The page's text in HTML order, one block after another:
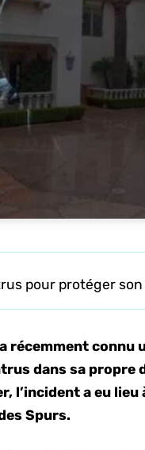
pour protéger
récemment
dans sa propre
l’incident a eu
Spurs.